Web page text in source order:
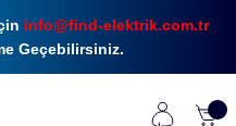
info@find-elektrik.com.tr
Geçebilirsiniz.